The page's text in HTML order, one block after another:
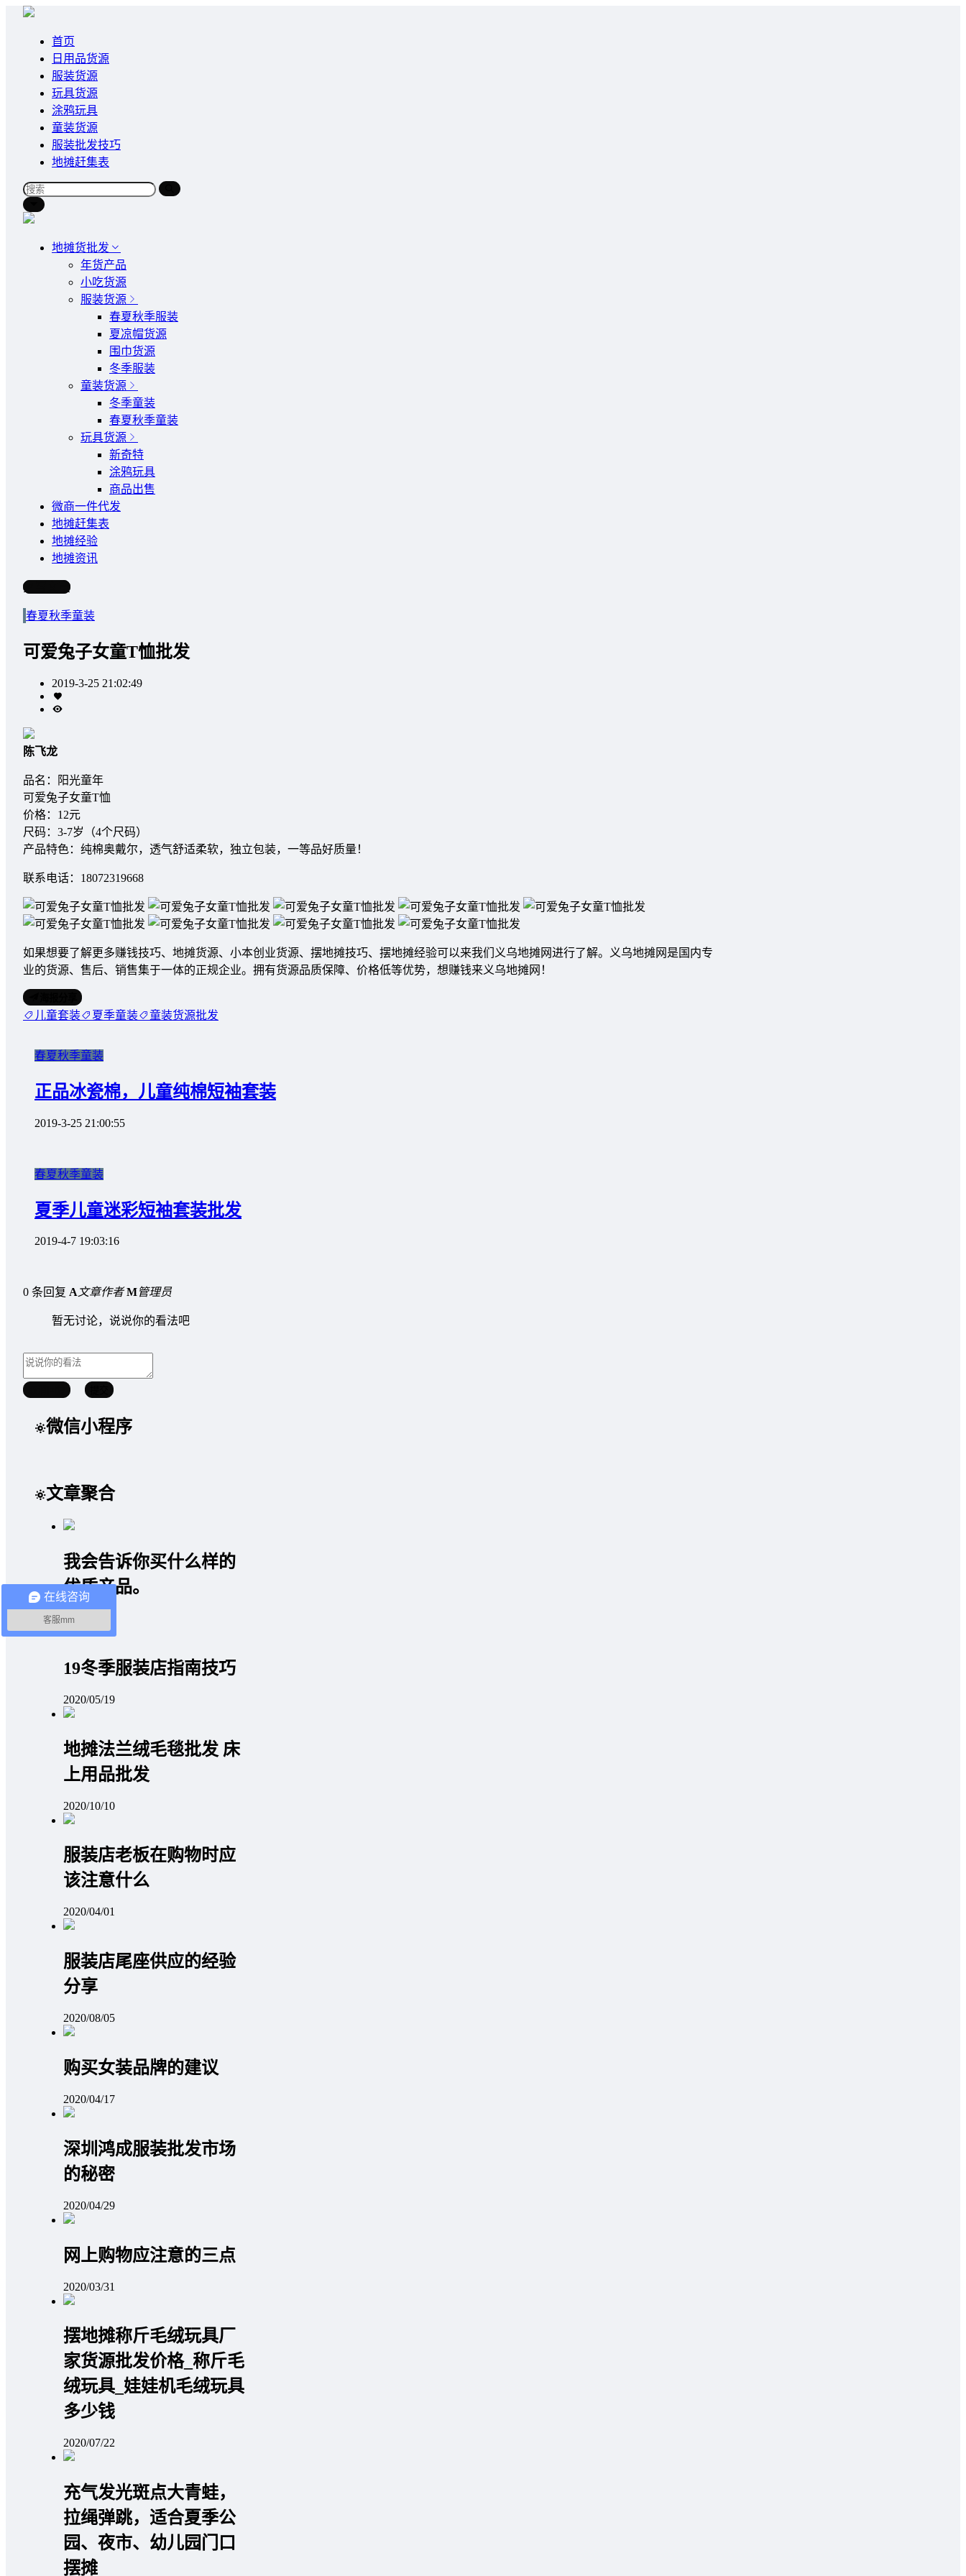
首页
日用品货源
服装货源
玩具货源
涂鸦玩具
童装货源
服装批发技巧
地摊赶集表
地摊货批发
年货产品
小吃货源
服装货源
春夏秋季服装
夏凉帽货源
围巾货源
冬季服装
童装货源
冬季童装
春夏秋季童装
玩具货源
新奇特
涂鸦玩具
商品出售
微商一件代发
地摊赶集表
地摊经验
地摊资讯
写文章
春夏秋季童装
可爱兔子女童T恤批发
2019-3-25 21:02:49
陈飞龙
品名：阳光童年
可爱兔子女童T恤
价格：12元
尺码：3-7岁（4个尺码）
产品特色：纯棉奥戴尔，透气舒适柔软，独立包装，一等品好质量！
联系电话：18072319668
如果想要了解更多赚钱技巧、地摊货源、小本创业货源、摆地摊技巧、摆地摊经验可以来我们义乌地摊网进行了解。义乌地摊网是国内专
业的货源、售后、销售集于一体的正规企业。拥有货源品质保障、价格低等优势，想赚钱来义乌地摊网！
儿童套装 夏季童装 童装货源批发
春夏秋季童装
正品冰瓷棉，儿童纯棉短袖套装
2019-3-25 21:00:55
春夏秋季童装
夏季儿童迷彩短袖套装批发
2019-4-7 19:03:16
0 条回复 A文章作者 M管理员
暂无讨论，说说你的看法吧
微信小程序
文章聚合
我会告诉你买什么样的
优质产品。
2020/04/24
19冬季服装店指南技巧
2020/05/19
地摊法兰绒毛毯批发 床
上用品批发
2020/10/10
服装店老板在购物时应
该注意什么
2020/04/01
服装店尾座供应的经验
分享
2020/08/05
购买女装品牌的建议
2020/04/17
深圳鸿成服装批发市场
的秘密
2020/04/29
网上购物应注意的三点
2020/03/31
摆地摊称斤毛绒玩具厂
家货源批发价格_称斤毛
绒玩具_娃娃机毛绒玩具
多少钱
2020/07/22
充气发光斑点大青蛙，
拉绳弹跳，适合夏季公
园、夜市、幼儿园门口
摆摊
在线咨询
客服mm